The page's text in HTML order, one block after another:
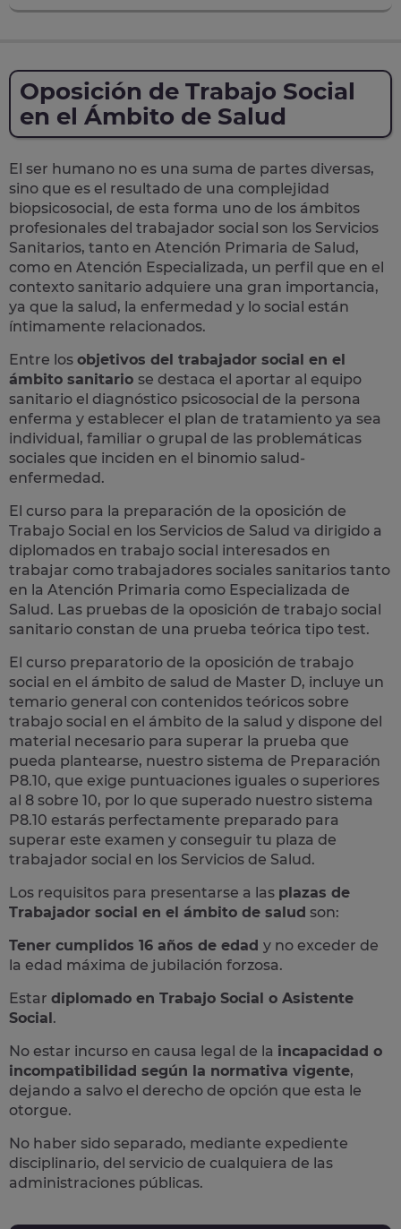
Oposición de Trabajo Social
en el Ámbito de Salud
El ser humano no es una suma de partes diversas,
sino que es el resultado de una complejidad
biopsicosocial, de esta forma uno de los ámbitos
profesionales del trabajador social son los Servicios
Sanitarios, tanto en Atención Primaria de Salud,
como en Atención Especializada, un perfil que en el
contexto sanitario adquiere una gran importancia,
ya que la salud, la enfermedad y lo social están
íntimamente relacionados.
Entre los objetivos del trabajador social en el
ámbito sanitario se destaca el aportar al equipo
sanitario el diagnóstico psicosocial de la persona
enferma y establecer el plan de tratamiento ya sea
individual, familiar o grupal de las problemáticas
sociales que inciden en el binomio salud-
enfermedad.
El curso para la preparación de la oposición de
Trabajo Social en los Servicios de Salud va dirigido a
diplomados en trabajo social interesados en
trabajar como trabajadores sociales sanitarios tanto
en la Atención Primaria como Especializada de
Salud. Las pruebas de la oposición de trabajo social
sanitario constan de una prueba teórica tipo test.
El curso preparatorio de la oposición de trabajo
social en el ámbito de salud de Master D, incluye un
temario general con contenidos teóricos sobre
trabajo social en el ámbito de la salud y dispone del
material necesario para superar la prueba que
pueda plantearse, nuestro sistema de Preparación
P8.10, que exige puntuaciones iguales o superiores
al 8 sobre 10, por lo que superado nuestro sistema
P8.10 estarás perfectamente preparado para
superar este examen y conseguir tu plaza de
trabajador social en los Servicios de Salud.
Los requisitos para presentarse a las plazas de
Trabajador social en el ámbito de salud son:
Tener cumplidos 16 años de edad y no exceder de
la edad máxima de jubilación forzosa.
Estar diplomado en Trabajo Social o Asistente
Social.
No estar incurso en causa legal de la incapacidad o
incompatibilidad según la normativa vigente,
dejando a salvo el derecho de opción que esta le
otorgue.
No haber sido separado, mediante expediente
disciplinario, del servicio de cualquiera de las
administraciones públicas.